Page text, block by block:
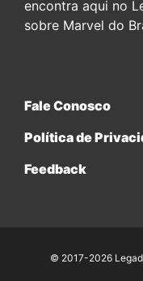
encontra aqui no
sobre Marvel do
Fale Conosco
Política de
Feedback
© 2017-2026